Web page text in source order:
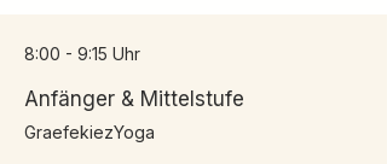
8:00 - 9:15 Uhr
Anfänger & Mittelstufe
GraefekiezYoga